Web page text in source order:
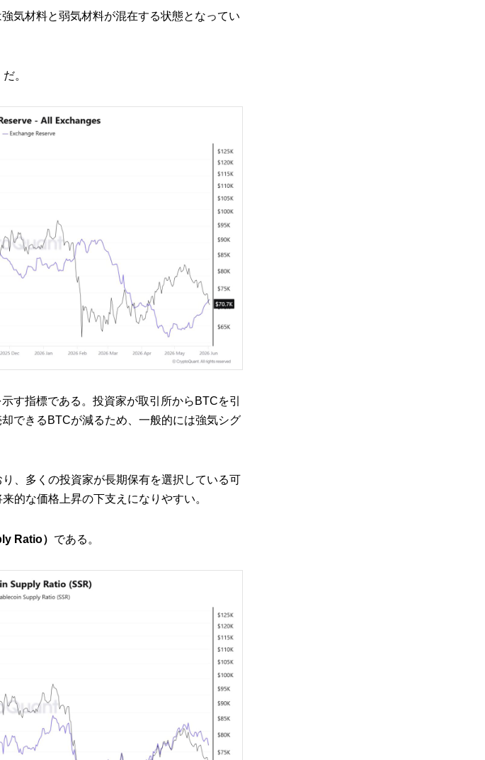
気材料と弱気材料が混在する状態となってい
だ。
す指標である。投資家が取引所からBTCを引
できるBTCが減るため、一般的には強気シグ
、多くの投資家が長期保有を選択している可
的な価格上昇の下支えになりやすい。
Ratio） である。